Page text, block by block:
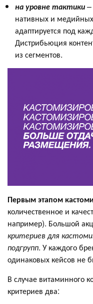
на уровне тактики–
нативных и
адаптируется под
Дистрибьюция
из сегментов.
Первым этапом
количественное и
например). Большой
критериев для
подгрупп. У каждого
одинаковых кейсов не
В случае витаминного
критериев два: